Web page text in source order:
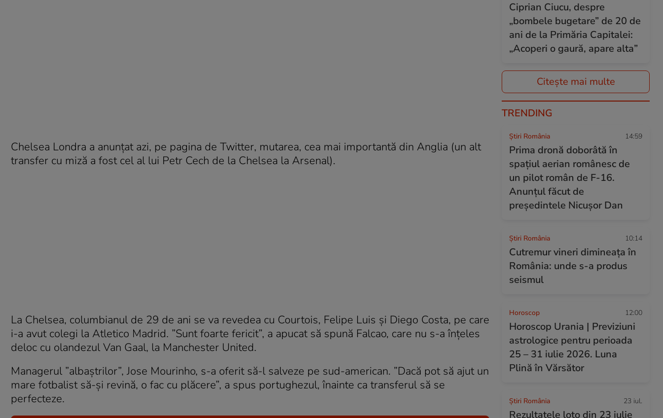
Chelsea Londra a anunțat azi, pe pagina de Twitter, mutarea, cea mai importantă din Anglia (un alt
transfer cu miză a fost cel al lui Petr Cech de la Chelsea la Arsenal).
La Chelsea, columbianul de 29 de ani se va revedea cu Courtois, Felipe Luis și Diego Costa, pe care
i-a avut colegi la Atletico Madrid. ”Sunt foarte fericit”, a apucat să spună Falcao, care nu s-a înțeles
deloc cu olandezul Van Gaal, la Manchester United.
Managerul ”albaștrilor”, Jose Mourinho, s-a oferit să-l salveze pe sud-american. ”Dacă pot să ajut un
mare fotbalist să-și revină, o fac cu plăcere”, a spus portughezul, înainte ca transferul să se
perfecteze.
Ciprian Ciucu, despre
„bombele bugetare” de 20 de
ani de la Primăria Capitalei:
„Acoperi o gaură, apare alta”
Citește mai multe
TRENDING
Știri România 14:59
Prima dronă doborâtă în
spațiul aerian românesc de
un pilot român de F-16.
Anunțul făcut de
președintele Nicușor Dan
Știri România 10:14
Cutremur vineri dimineața în
România: unde s-a produs
seismul
Horoscop 12:00
Horoscop Urania | Previziuni
astrologice pentru perioada
25 – 31 iulie 2026. Luna
Plină în Vărsător
Știri România 23 iul.
Rezultatele loto din 23 iulie